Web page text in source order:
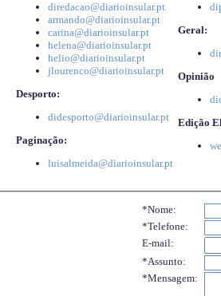
diredacao@diarioinsular.pt
armando@diarioinsular.pt
carina@diarioinsular.pt
helena@diarioinsular.pt
helio@diarioinsular.pt
jlourenco@diarioinsular.pt
Desporto:
didesporto@diarioinsular.pt
Paginação:
luisalmeida@diarioinsular.pt
Geral:
Opinião
Edição
*Nome:
*Telefone:
E-mail:
*Assunto:
*Mensagem: